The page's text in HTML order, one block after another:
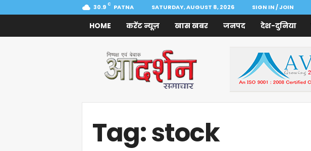
30.9 C PATNA SATURDAY, AUGUST 8, 2026 SIGN IN / JOIN
HOME करेंट न्यूज़ खास खबर जनपद देश-दुनिया
Samachar
Tag: stock